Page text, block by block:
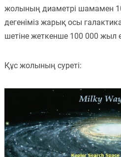
жолының диаметрі шамамен
дегеніміз жарық осы
шетіне жеткенше 100 000 жыл
Құс жолының суреті: